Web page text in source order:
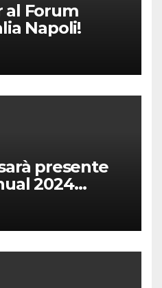
al Forum
Napoli!
presente
2024